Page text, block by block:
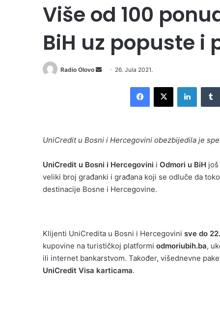
Više od 100
BiH uz popuste i
Radio Olovo
Send 26. Jula 2021.
Facebook
X LinkedIn
UniCredit u Bosni i Hercegovini obezbijedila je
UniCredit u Bosni i Hercegovini i Odmori u BiH
veliki broj građanki i građana koji se odluče da
destinacije Bosne i Hercegovine.
Klijenti UniCredita u Bosni i Hercegovini sve do
kupovine na turističkoj platformi odmoriubih.ba,
ili internet bankarstvom. Također, višednevne
UniCredit Visa karticama.